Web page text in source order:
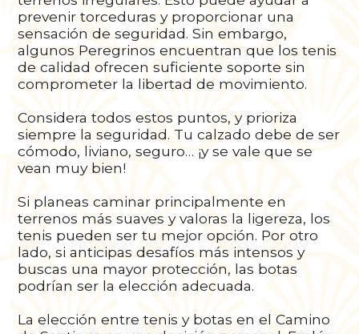
prevenir torceduras y proporcionar una
sensación de seguridad. Sin embargo,
algunos Peregrinos encuentran que los tenis
de calidad ofrecen suficiente soporte sin
comprometer la libertad de movimiento.
Considera todos estos puntos, y prioriza
siempre la seguridad. Tu calzado debe de ser
cómodo, liviano, seguro… ¡y se vale que se
vean muy bien!
Si planeas caminar principalmente en
terrenos más suaves y valoras la ligereza, los
tenis pueden ser tu mejor opción. Por otro
lado, si anticipas desafíos más intensos y
buscas una mayor protección, las botas
podrían ser la elección adecuada.
La elección entre tenis y botas en el Camino